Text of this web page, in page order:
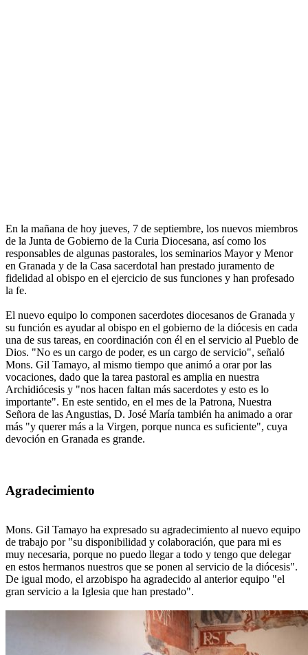
En la mañana de hoy jueves, 7 de septiembre, los nuevos miembros
de la Junta de Gobierno de la Curia Diocesana, así como los
responsables de algunas pastorales, los seminarios Mayor y Menor
en Granada y de la Casa sacerdotal han prestado juramento de
fidelidad al obispo en el ejercicio de sus funciones y han profesado
la fe.
El nuevo equipo lo componen sacerdotes diocesanos de Granada y
su función es ayudar al obispo en el gobierno de la diócesis en cada
una de sus tareas, en coordinación con él en el servicio al Pueblo de
Dios. "No es un cargo de poder, es un cargo de servicio", señaló
Mons. Gil Tamayo, al mismo tiempo que animó a orar por las
vocaciones, dado que la tarea pastoral es amplia en nuestra
Archidiócesis y "nos hacen faltan más sacerdotes y esto es lo
importante". En este sentido, en el mes de la Patrona, Nuestra
Señora de las Angustias, D. José María también ha animado a orar
más "y querer más a la Virgen, porque nunca es suficiente", cuya
devoción en Granada es grande.
Agradecimiento
Mons. Gil Tamayo ha expresado su agradecimiento al nuevo equipo
de trabajo por "su disponibilidad y colaboración, que para mi es
muy necesaria, porque no puedo llegar a todo y tengo que delegar
en estos hermanos nuestros que se ponen al servicio de la diócesis".
De igual modo, el arzobispo ha agradecido al anterior equipo "el
gran servicio a la Iglesia que han prestado".